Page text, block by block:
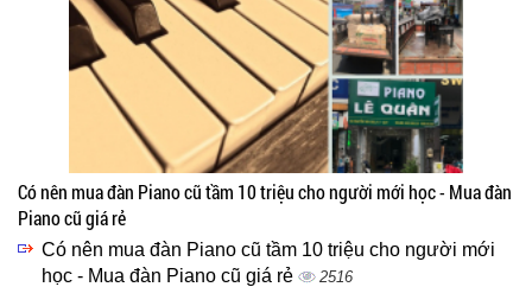
Có nên mua đàn Piano cũ tầm 10 triệu cho người mới học - Mua đàn
Piano cũ giá rẻ
Có nên mua đàn Piano cũ tầm 10 triệu cho người mới
học - Mua đàn Piano cũ giá rẻ
2516